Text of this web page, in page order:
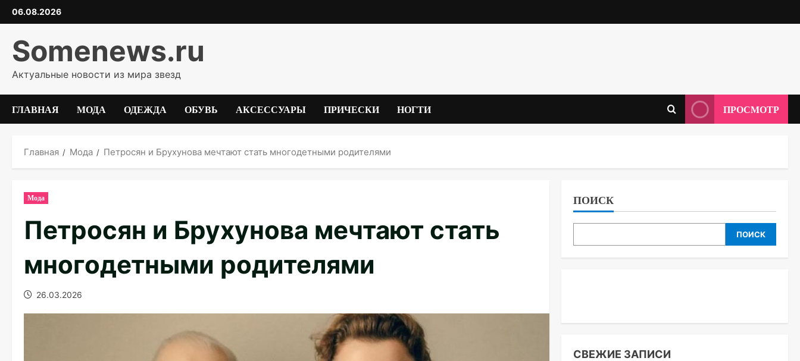
Перейти
к
содержимому
06.08.2026
Somenews.ru
Актуальные новости из мира звезд
ГЛАВНАЯ МОДА ОДЕЖДА ОБУВЬ АКСЕССУАРЫ ПРИЧЕСКИ НОГТИ ПРОСМОТР
Главная Мода Петросян и Брухунова мечтают стать многодетными родителями
Мода
Петросян и Брухунова мечтают стать
многодетными родителями
26.03.2026
ПОИСК
ПОИСК
СВЕЖИЕ ЗАПИСИ